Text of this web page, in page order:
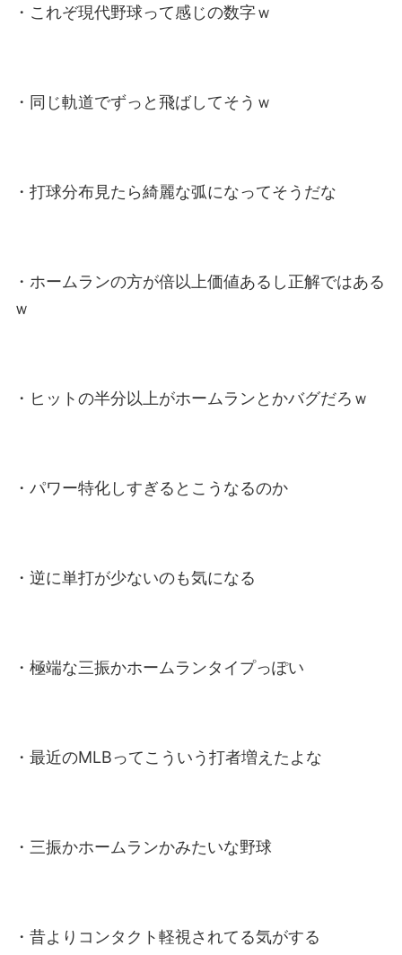
・これぞ現代野球って感じの数字ｗ
・同じ軌道でずっと飛ばしてそうｗ
・打球分布見たら綺麗な弧になってそうだな
・ホームランの方が倍以上価値あるし正解ではある
ｗ
・ヒットの半分以上がホームランとかバグだろｗ
・パワー特化しすぎるとこうなるのか
・逆に単打が少ないのも気になる
・極端な三振かホームランタイプっぽい
・最近のMLBってこういう打者増えたよな
・三振かホームランかみたいな野球
・昔よりコンタクト軽視されてる気がする